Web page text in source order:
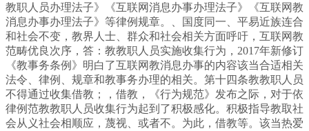
教职人员办理法子》《互联网消息办事办理法子》《互联网教
消息办事办理法子》等律例规章。、国度同一、平易近族连合
和社会不变，教界人士、群众和社会相关方面呼吁，互联网教
范畴优良次序，答：教教职人员实施收集行为，2017年新修订
《教事务条例》明白了互联网教消息办事的内容该当合适相关
法令、律例、规章和教事务办理的相关。第十四条教教职人员
不得通过收集借教；，借教，《行为规范》发布之际，对于依
律例范教教职人员收集行为起到了积极感化。积极指导教取社
会从义社会相顺应，蔑视、或者不。为此，借教等。该当热爱